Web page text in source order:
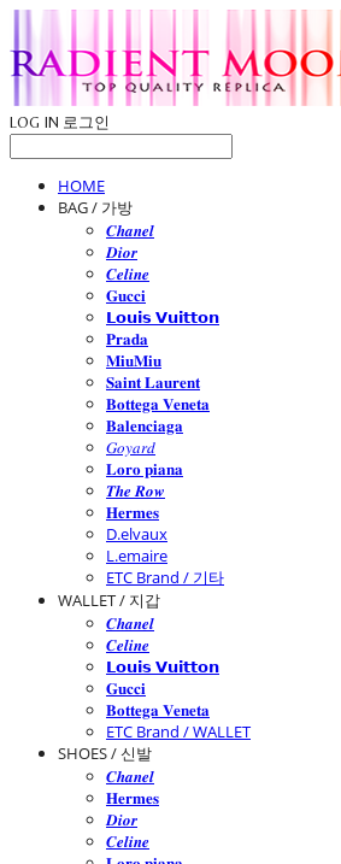
LOG IN 로그인
HOME
BAG / 가방
𝑪𝒉𝒂𝒏𝒆𝒍
𝑫𝒊𝒐𝒓
𝑪𝒆𝒍𝒊𝒏𝒆
𝐆𝐮𝐜𝐜𝐢
𝗟𝗼𝘂𝗶𝘀 𝗩𝘂𝗶𝘁𝘁𝗼𝗻
𝐏𝐫𝐚𝐝𝐚
𝐌𝐢𝐮𝐌𝐢𝐮
𝐒𝐚𝐢𝐧𝐭 𝐋𝐚𝐮𝐫𝐞𝐧𝐭
𝐁𝐨𝐭𝐭𝐞𝐠𝐚 𝐕𝐞𝐧𝐞𝐭𝐚
𝐁𝐚𝐥𝐞𝐧𝐜𝐢𝐚𝐠𝐚
𝐺𝑜𝑦𝑎𝑟𝑑
𝐋𝐨𝐫𝐨 𝐩𝐢𝐚𝐧𝐚
𝑻𝒉𝒆 𝑹𝒐𝒘
𝐇𝐞𝐫𝐦𝐞𝐬
D.elvaux
L.emaire
ETC Brand / 기타
WALLET / 지갑
𝑪𝒉𝒂𝒏𝒆𝒍
𝑪𝒆𝒍𝒊𝒏𝒆
𝗟𝗼𝘂𝗶𝘀 𝗩𝘂𝗶𝘁𝘁𝗼𝗻
𝐆𝐮𝐜𝐜𝐢
𝐁𝐨𝐭𝐭𝐞𝐠𝐚 𝐕𝐞𝐧𝐞𝐭𝐚
ETC Brand / WALLET
SHOES / 신발
𝑪𝒉𝒂𝒏𝒆𝒍
𝐇𝐞𝐫𝐦𝐞𝐬
𝑫𝒊𝒐𝒓
𝑪𝒆𝒍𝒊𝒏𝒆